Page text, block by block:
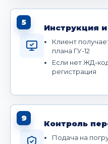
5
Инструкция
Клиент
плана ГУ-12
Если нет ЖД-
регистрация
9
Контроль
Подача на